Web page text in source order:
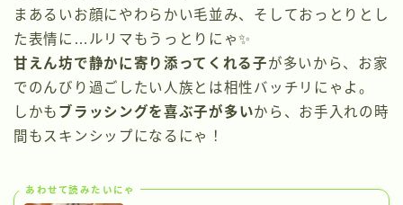
まあるいお顔にやわらかい毛並み、そしておっとりとし
た表情に…ルリマもうっとりにゃ✨
甘えん坊で静かに寄り添ってくれる子が多いから、お家
でのんびり過ごしたい人族とは相性バッチリにゃよ。
しかも ブラッシングを喜ぶ子が多いから、お手入れの時
間もスキンシップになるにゃ！
あわせて読みたいにゃ